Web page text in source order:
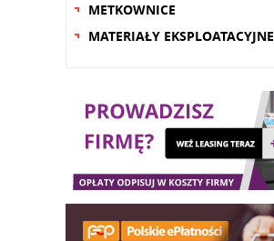
METKOWNICE
MATERIAŁY EKSPLOATACYJNE